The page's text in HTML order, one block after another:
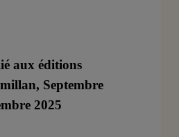
aux éditions
Septembre
2025